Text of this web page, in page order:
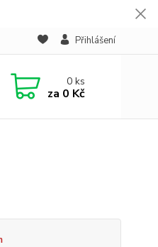
Přihlášení
0ks
za 0 Kč